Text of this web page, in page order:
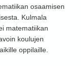
osaamisen
Kulmala
matematiikan
koulujen
oppilaille.